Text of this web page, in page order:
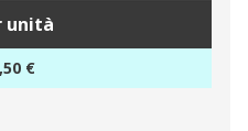
unità
€